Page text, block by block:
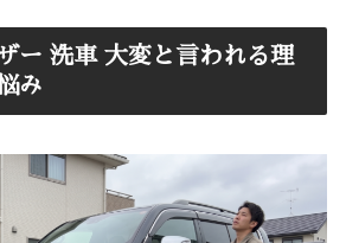
ー 洗車 大変と言われる理
み